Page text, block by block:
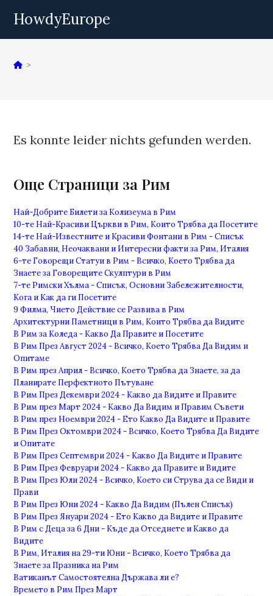
InhaltHowdyEurope
>
Es konnte leider nichts gefunden werden.
Още Страници за Рим
Най-Добрите Билети за Колизеума в Рим
10-те Най-Красиви Църкви в Рим, Които Трябва да Посетите
14-те Най-Известните и Красиви Фонтани в Рим - Списък
40 Забавни, Неочаквани и Интересни факти за Рим, Италия
6-те Говорещи Статуи в Рим - Всичко, Което Трябва да
Знаете за Говорещите Скулптури в Рим
7-те Римски Хълма - Списък, Основни Забележителности,
Кога и Как да ги Посетите
9 Филма, Чието Действие се Развива в Рим
Архитектурни Паметници в Рим, Които Трябва да Видите
В Рим за Коледа - Какво Да Правите и Посетите
В Рим През Август 2024 - Всичко, Което Трябва Да Видим и
Опитаме
В Рим през Април - Всичко, Което Трябва да Знаете, за да
Планирате Перфектното Пътуване
В Рим През Декември 2024 - Какво да Видите и Правите
В Рим през Март 2024 - Какво Да Видим и Правим Съвети
В Рим през Ноември 2024 - Ето Какво Да Видите и Правите
В Рим През Октомври 2024 - Всичко, Което Трябва Да Видите
и Опитате
В Рим През Септември 2024 - Какво Да Видите и Правите
В Рим През Февруари 2024 - Какво да Правите и Видите
В Рим През Юли 2024 - Всичко, Което си Струва да се Види и
Прави
В Рим През Юни 2024 - Какво Да Видим (Пълен Списък)
В Рим През Януари 2024 - Ето Какво да Видите и Правите
В Рим с Деца за 6 Дни - Къде да Отседнете и Какво да
Видите
В Рим, Италия на 29-ти Юни - Всичко, Което Трябва да
Знаете за Празника на Рим
Ватиканът Самостоятелна Държава ли е?
Времето в Рим През Март